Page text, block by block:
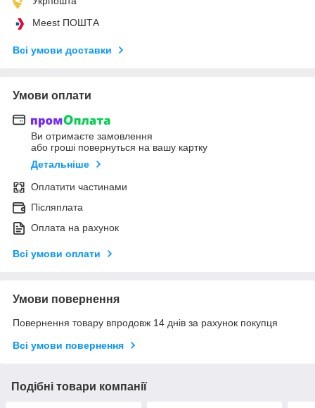
Meest ПОШТА
Всі умови доставки
Умови оплати
Ви отримаєте замовлення
або гроші повернуться на вашу картку
Детальніше
Оплатити частинами
Післяплата
Оплата на рахунок
Всі умови оплати
Умови повернення
Повернення товару впродовж 14 днів за рахунок покупця
Всі умови повернення
Подібні товари компанії